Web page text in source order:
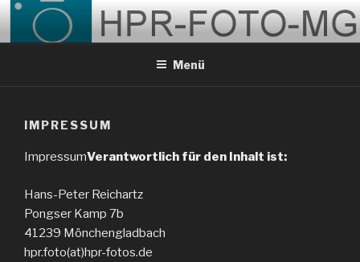
Zum
springen
Menü
IMPRESSUM
ImpressumVerantwortlich für den Inhalt ist:
Hans-Peter Reichartz
Pongser Kamp 7b
41239 Mönchengladbach
hpr.foto(at)hpr-fotos.de